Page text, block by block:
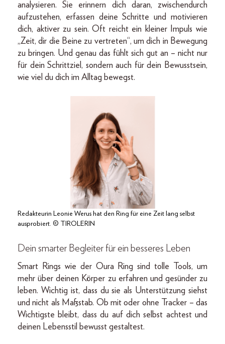
analysieren. Sie erinnern dich daran, zwischendurch
aufzustehen, erfassen deine Schritte und motivieren
dich, aktiver zu sein. Oft reicht ein kleiner Impuls wie
„Zeit, dir die Beine zu vertreten“, um dich in Bewegung
zu bringen. Und genau das fühlt sich gut an – nicht nur
für dein Schrittziel, sondern auch für dein Bewusstsein,
wie viel du dich im Alltag bewegst.
Redakteurin Leonie Werus hat den Ring für eine Zeit lang selbst
ausprobiert. © TIROLERIN
Dein smarter Begleiter für ein besseres Leben
Smart Rings wie der Oura Ring sind tolle Tools, um
mehr über deinen Körper zu erfahren und gesünder zu
leben. Wichtig ist, dass du sie als Unterstützung siehst
und nicht als Maßstab. Ob mit oder ohne Tracker – das
Wichtigste bleibt, dass du auf dich selbst achtest und
deinen Lebensstil bewusst gestaltest.